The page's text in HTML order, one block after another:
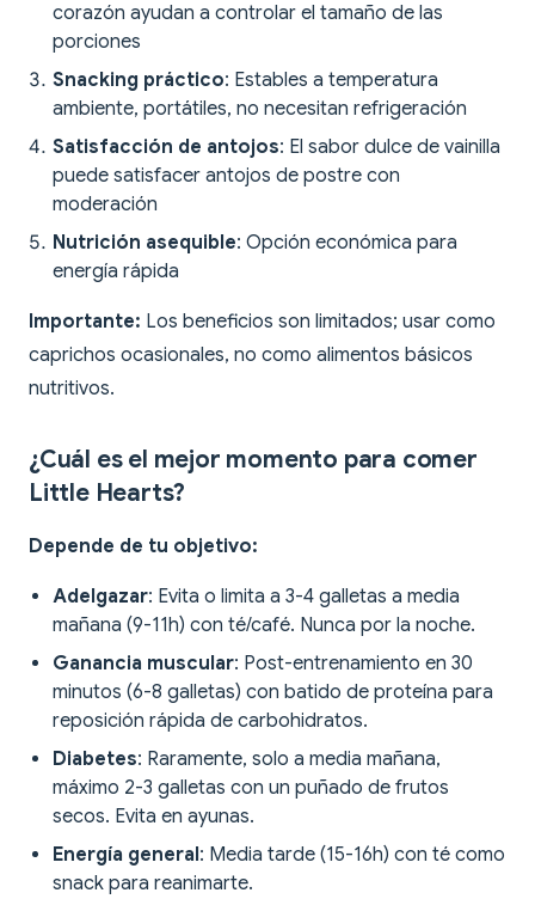
corazón ayudan a controlar el tamaño de las
porciones
Snacking práctico: Estables a temperatura
ambiente, portátiles, no necesitan refrigeración
Satisfacción de antojos: El sabor dulce de vainilla
puede satisfacer antojos de postre con
moderación
Nutrición asequible: Opción económica para
energía rápida
Importante: Los beneficios son limitados; usar como
caprichos ocasionales, no como alimentos básicos
nutritivos.
¿Cuál es el mejor momento para comer
Little Hearts?
Depende de tu objetivo:
Adelgazar: Evita o limita a 3-4 galletas a media
mañana (9-11h) con té/café. Nunca por la noche.
Ganancia muscular: Post-entrenamiento en 30
minutos (6-8 galletas) con batido de proteína para
reposición rápida de carbohidratos.
Diabetes: Raramente, solo a media mañana,
máximo 2-3 galletas con un puñado de frutos
secos. Evita en ayunas.
Energía general: Media tarde (15-16h) con té como
snack para reanimarte.